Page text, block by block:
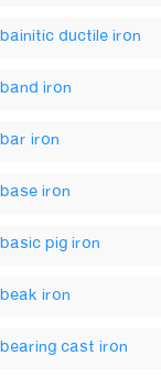
bainitic ductile iron
band iron
bar iron
base iron
basic pig iron
beak iron
bearing cast iron